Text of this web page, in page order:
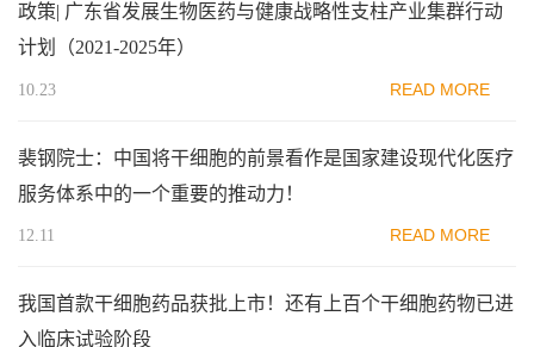
政策| 广东省发展生物医药与健康战略性支柱产业集群行动
计划（2021-2025年）
10.23 READ MORE
裴钢院士：中国将干细胞的前景看作是国家建设现代化医疗
服务体系中的一个重要的推动力！
12.11 READ MORE
我国首款干细胞药品获批上市！还有上百个干细胞药物已进
入临床试验阶段